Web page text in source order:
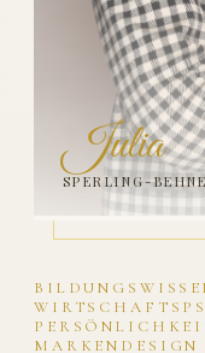
MARKENDESIGN
Julia
SPERLING-